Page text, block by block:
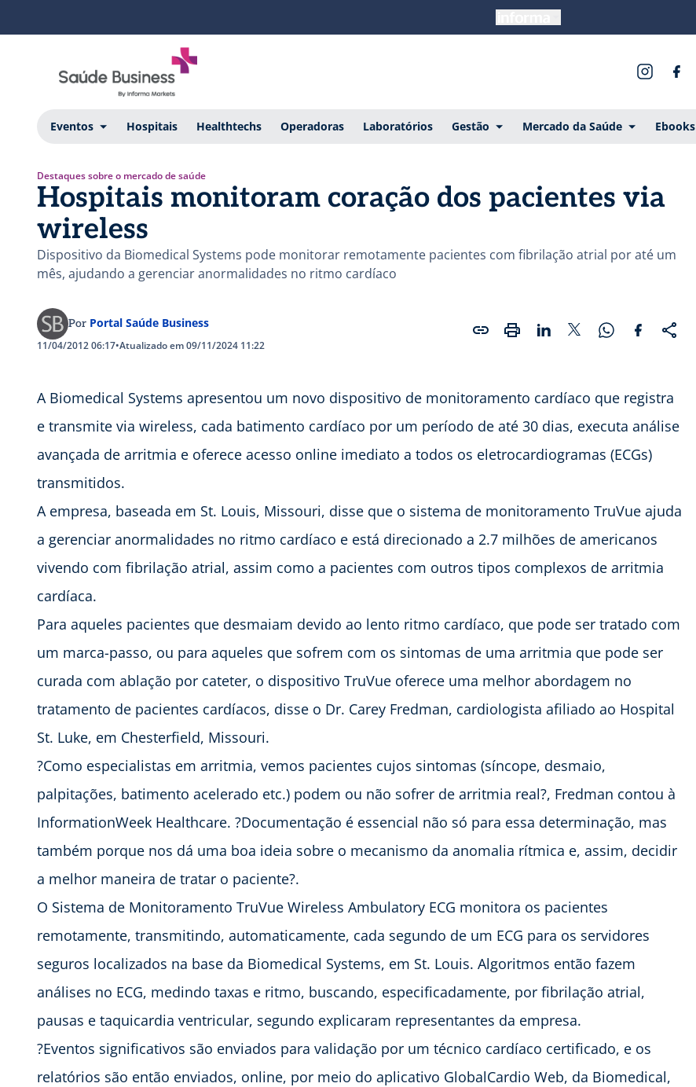
Eventos Hospitais Healthtechs Operadoras Laboratórios Gestão Mercado da Saúde Ebooks
Destaques sobre o mercado de saúde
Hospitais monitoram coração dos pacientes via
wireless
Dispositivo da Biomedical Systems pode monitorar remotamente pacientes com fibrilação atrial por até um
mês, ajudando a gerenciar anormalidades no ritmo cardíaco
Por Portal Saúde Business
11/04/2012 06:17•Atualizado em 09/11/2024 11:22
A Biomedical Systems apresentou um novo dispositivo de monitoramento cardíaco que registra
e transmite via wireless, cada batimento cardíaco por um período de até 30 dias, executa análise
avançada de arritmia e oferece acesso online imediato a todos os eletrocardiogramas (ECGs)
transmitidos.
A empresa, baseada em St. Louis, Missouri, disse que o sistema de monitoramento TruVue ajuda
a gerenciar anormalidades no ritmo cardíaco e está direcionado a 2.7 milhões de americanos
vivendo com fibrilação atrial, assim como a pacientes com outros tipos complexos de arritmia
cardíaca.
Para aqueles pacientes que desmaiam devido ao lento ritmo cardíaco, que pode ser tratado com
um marca-passo, ou para aqueles que sofrem com os sintomas de uma arritmia que pode ser
curada com ablação por cateter, o dispositivo TruVue oferece uma melhor abordagem no
tratamento de pacientes cardíacos, disse o Dr. Carey Fredman, cardiologista afiliado ao Hospital
St. Luke, em Chesterfield, Missouri.
?Como especialistas em arritmia, vemos pacientes cujos sintomas (síncope, desmaio,
palpitações, batimento acelerado etc.) podem ou não sofrer de arritmia real?, Fredman contou à
InformationWeek Healthcare. ?Documentação é essencial não só para essa determinação, mas
também porque nos dá uma boa ideia sobre o mecanismo da anomalia rítmica e, assim, decidir
a melhor maneira de tratar o paciente?.
O Sistema de Monitoramento TruVue Wireless Ambulatory ECG monitora os pacientes
remotamente, transmitindo, automaticamente, cada segundo de um ECG para os servidores
seguros localizados na base da Biomedical Systems, em St. Louis. Algoritmos então fazem
análises no ECG, medindo taxas e ritmo, buscando, especificadamente, por fibrilação atrial,
pausas e taquicardia ventricular, segundo explicaram representantes da empresa.
?Eventos significativos são enviados para validação por um técnico cardíaco certificado, e os
relatórios são então enviados, online, por meio do aplicativo GlobalCardio Web, da Biomedical,